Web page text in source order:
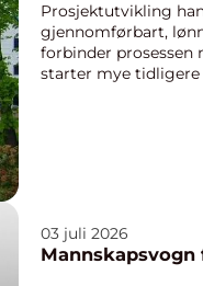
Prosjektutvikling
gjennomførbart,
forbinder prosessen
starter mye
03 juli 2026